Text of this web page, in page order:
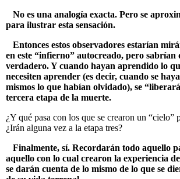
No es una analogía exacta. Pero se
para ilustrar esta sensación.
Entonces estos observadores estarían
en este “infierno” autocreado, pero sabrían
verdadero. Y cuando hayan aprendido lo
necesiten aprender (es decir, cuando se
mismos lo que habían olvidado), se
tercera etapa de la muerte.
¿Y qué pasa con los que se crearon un “cielo”
¿Irán alguna vez a la etapa tres?
Finalmente, sí. Recordarán todo aquello
aquello con lo cual crearon la experiencia
se darán cuenta de lo mismo de lo que se